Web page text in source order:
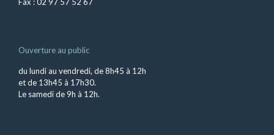
Fax : 02 97 57 52 67
Ouverture au public
du lundi au vendredi, de 8h45 à 12h
et de 13h45 à 17h30.
Le samedi de 9h à 12h.